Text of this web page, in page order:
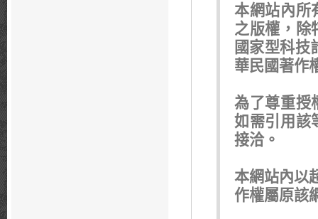
本網站內所
之版權，除
國家型科技
華民國著作
為了尊重授
如需引用該
接洽。
本網站內以
作權屬原該